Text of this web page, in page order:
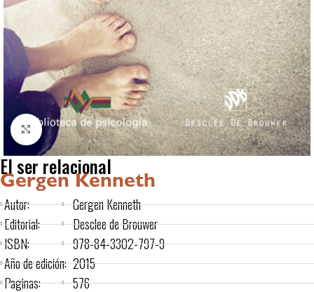
Click to enlarge
El ser relacional
Gergen Kenneth
Autor:
Editorial:
ISBN:
Año de edición:
Paginas:
Gergen Kenneth
Desclee de Brouwer
978-84-3302-797-9
2015
576